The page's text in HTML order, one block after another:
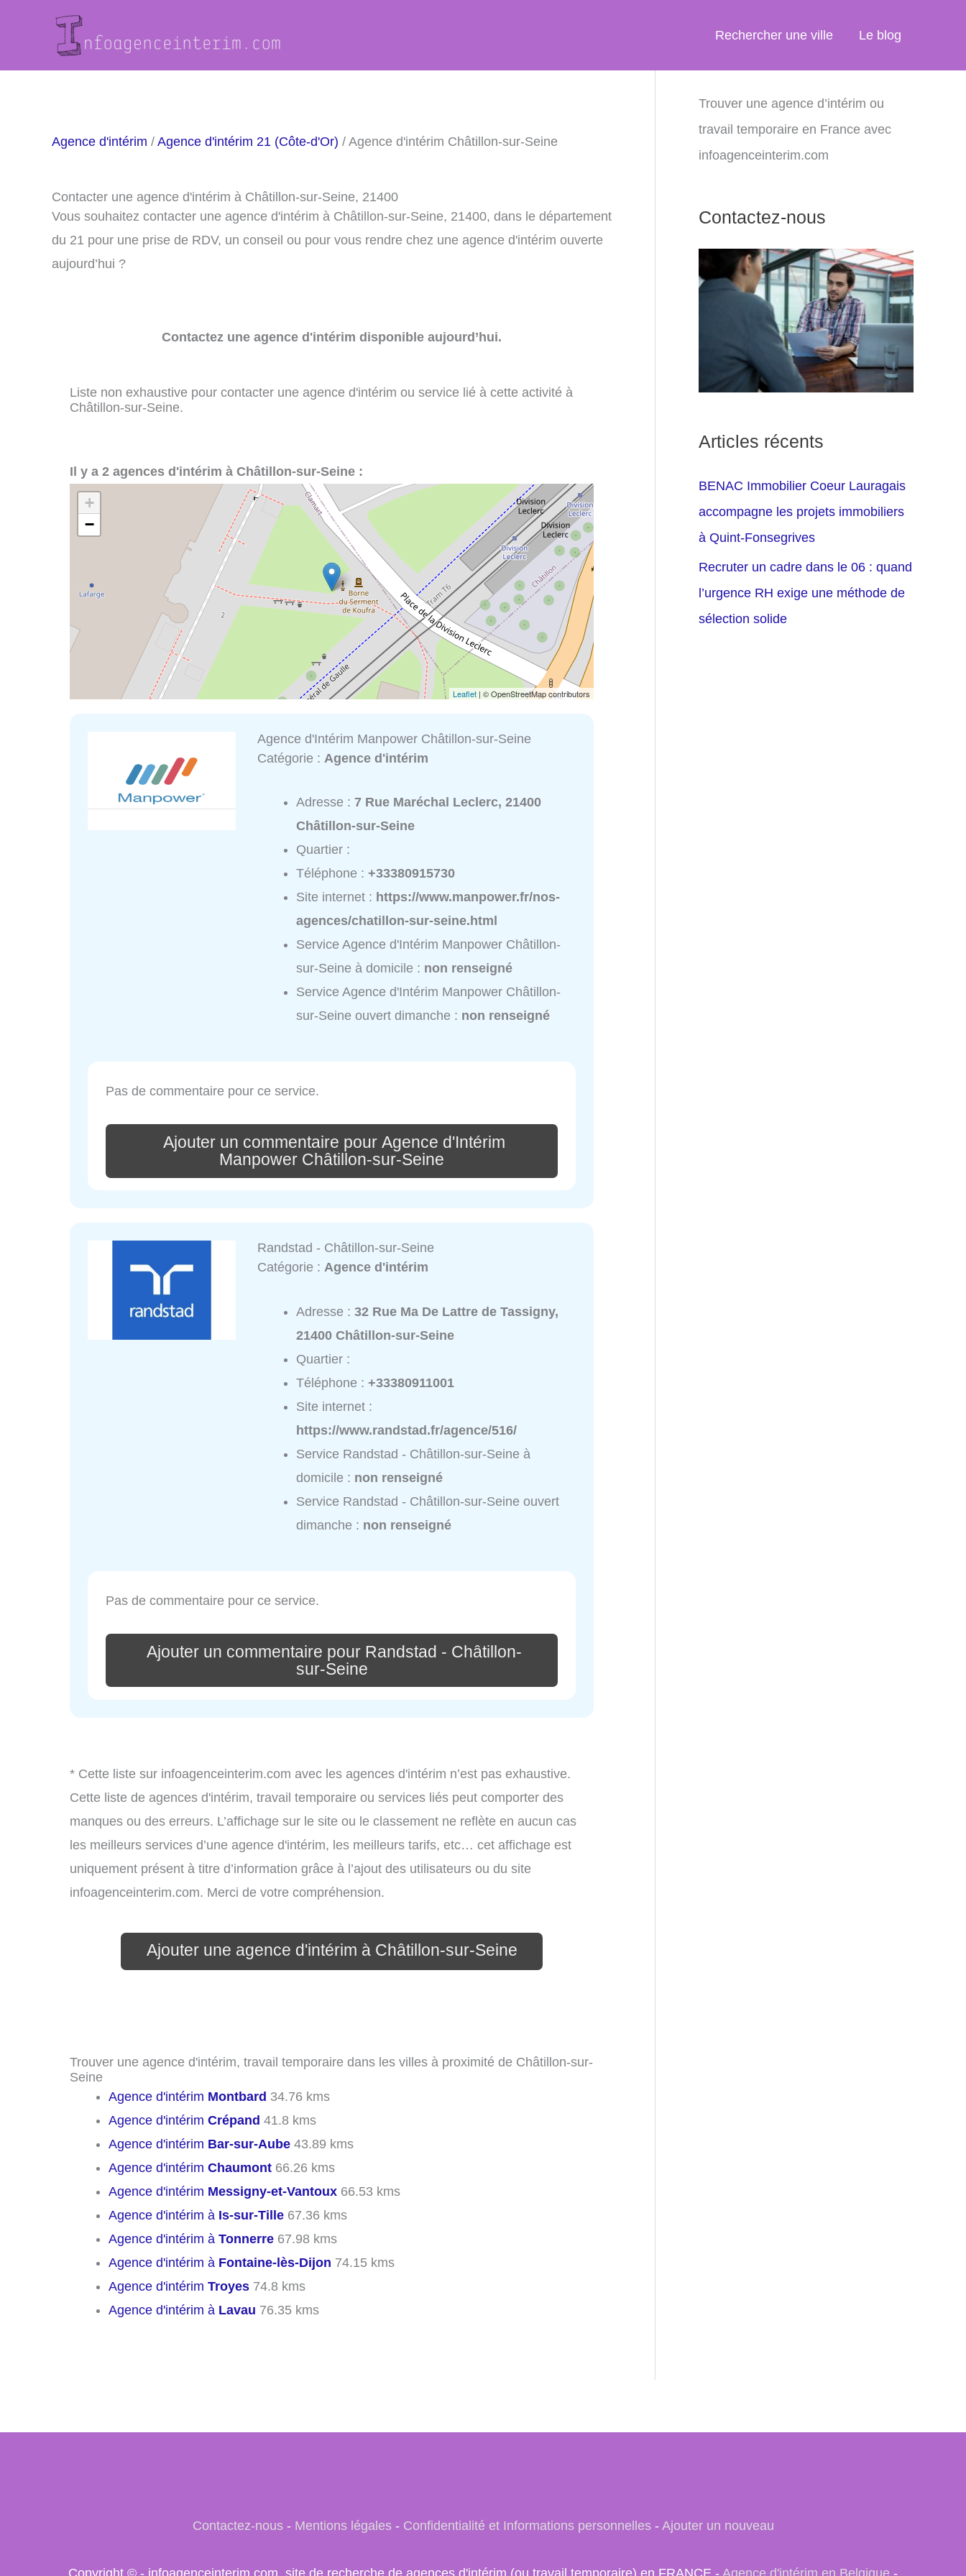
Rechercher une ville Le blog
Agence d'intérim / Agence d'intérim 21 (Côte-d'Or) / Agence d'intérim Châtillon-sur-Seine
Contacter une agence d'intérim à Châtillon-sur-Seine, 21400
Vous souhaitez contacter une agence d'intérim à Châtillon-sur-Seine, 21400, dans le département
du 21 pour une prise de RDV, un conseil ou pour vous rendre chez une agence d'intérim ouverte
aujourd’hui ?
Contactez une agence d'intérim disponible aujourd’hui.
Liste non exhaustive pour contacter une agence d'intérim ou service lié à cette activité à
Châtillon-sur-Seine.
Il y a 2 agences d'intérim à Châtillon-sur-Seine :
+
−
Leaflet | © OpenStreetMap contributors
Agence d'Intérim Manpower Châtillon-sur-Seine
Catégorie : Agence d'intérim
Adresse :7 Rue Maréchal Leclerc, 21400
Châtillon-sur-Seine
Quartier :
Téléphone :+33380915730
Site internet : https://www.manpower.fr/nos-
agences/chatillon-sur-seine.html
Service Agence d'Intérim Manpower Châtillon-
sur-Seine à domicile : non renseigné
Service Agence d'Intérim Manpower Châtillon-
sur-Seine ouvert dimanche : non renseigné
Pas de commentaire pour ce service.
Ajouter un commentaire pour Agence d'Intérim
Manpower Châtillon-sur-Seine
Randstad - Châtillon-sur-Seine
Catégorie :Agence d'intérim
Adresse :32 Rue Ma De Lattre de Tassigny,
21400 Châtillon-sur-Seine
Quartier :
Téléphone :+33380911001
Site internet :
https://www.randstad.fr/agence/516/
Service Randstad - Châtillon-sur-Seine à
domicile : non renseigné
Service Randstad - Châtillon-sur-Seine ouvert
dimanche : non renseigné
Pas de commentaire pour ce service.
Ajouter un commentaire pour Randstad - Châtillon-
sur-Seine
* Cette liste sur infoagenceinterim.com avec les agences d'intérim n’est pas exhaustive.
Cette liste de agences d'intérim, travail temporaire ou services liés peut comporter des
manques ou des erreurs. L’affichage sur le site ou le classement ne reflète en aucun cas
les meilleurs services d’une agence d'intérim, les meilleurs tarifs, etc… cet affichage est
uniquement présent à titre d’information grâce à l’ajout des utilisateurs ou du site
infoagenceinterim.com. Merci de votre compréhension.
Ajouter une agence d'intérim à Châtillon-sur-Seine
Trouver une agence d'intérim, travail temporaire dans les villes à proximité de Châtillon-sur-
Seine
Agence d'intérim Montbard 34.76 kms
Agence d'intérim Crépand 41.8 kms
Agence d'intérim Bar-sur-Aube 43.89 kms
Agence d'intérim Chaumont 66.26 kms
Agence d'intérim Messigny-et-Vantoux 66.53 kms
Agence d'intérim à Is-sur-Tille 67.36 kms
Agence d'intérim à Tonnerre 67.98 kms
Agence d'intérim à Fontaine-lès-Dijon 74.15 kms
Agence d'intérim Troyes 74.8 kms
Agence d'intérim à Lavau 76.35 kms
Trouver une agence d’intérim ou
travail temporaire en France avec
infoagenceinterim.com
Contactez-nous
Articles récents
BENAC Immobilier Coeur Lauragais
accompagne les projets immobiliers
à Quint-Fonsegrives
Recruter un cadre dans le 06 : quand
l’urgence RH exige une méthode de
sélection solide
Contactez-nous- Mentions légales- Confidentialité et Informations personnelles- Ajouter un nouveau